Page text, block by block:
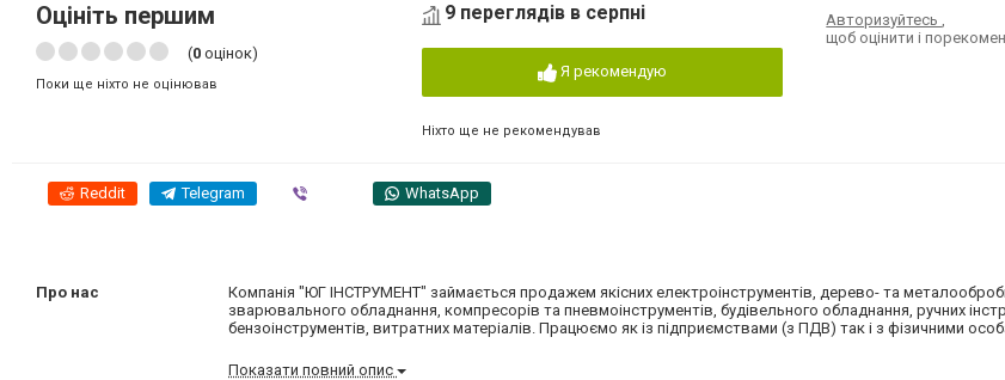
Оцініть першим
(0 оцінок)
Поки ще ніхто не оцінював
9 переглядів в серпні
Я рекомендую
Ніхто ще не рекомендував
Авторизуйтесь,
щоб оцінити і
Reddit Telegram WhatsApp
Про нас
Компанія "ЮГ ІНСТРУМЕНТ" займається продажем якісних електроінструментів, дерево- та
зварювального обладнання, компресорів та пневмоінструментів, будівельного обладнання, ручних
бензоінструментів, витратних матеріалів. Працюємо як із підприємствами (з ПДВ) так і з фізичними
Показати повний опис